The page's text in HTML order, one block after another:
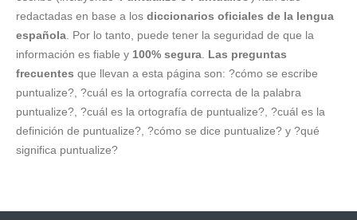
redactadas en base a los diccionarios oficiales de la lengua
española . Por lo tanto, puede tener la seguridad de que la
información es fiable y 100% segura Las preguntas
frecuentes que llevan a esta página son: ?cómo se escribe
puntualize?, ?cuál es la ortografía correcta de la palabra
puntualize?, ?cuál es la ortografía de puntualize?, ?cuál es la
definición de puntualize?, ?cómo se dice puntualize? y ?qué
significa puntualize?